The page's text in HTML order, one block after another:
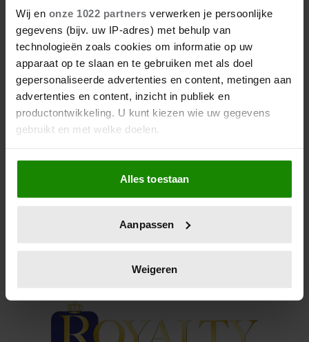
Wij en onze 1022 partners verwerken je persoonlijke
gegevens (bijv. uw IP-adres) met behulp van
technologieën zoals cookies om informatie op uw
apparaat op te slaan en te gebruiken met als doel
gepersonaliseerde advertenties en content, metingen aan
advertenties en content, inzicht in publiek en
productontwikkeling. U kunt kiezen wie uw gegevens
gebruikt en met welke doelen.
Als u het toestaat, willen we ook graag:
Informatie verzamelen over uw geografische
locatie, die tot een paar meter nauwkeurig kan zijn
scannen op specifieke eigenschappen (fingerprinting)
verwerkt en stel uw voorkeuren in het
intrekken in de Cookieverklaring.
We gebruiken cookies om content en advertenties te
Alles toestaan
Aanpassen
Weigeren
WAT LEUK! SONJA TERUG
NAAR SCHOOL
Bij het 100-jarig bestaan, met een heel bijzondere
foto.